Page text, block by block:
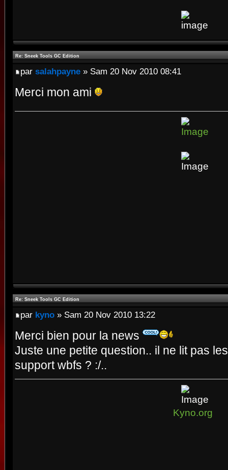
Re: Sneek Tools GC Edition
par salahpayne » Sam 20 Nov 2010 08:41
Merci mon ami
Re: Sneek Tools GC Edition
par kyno » Sam 20 Nov 2010 13:22
Merci bien pour la news
Juste une petite question.. il ne lit pas
support wbfs ? :/..
Kyno.org